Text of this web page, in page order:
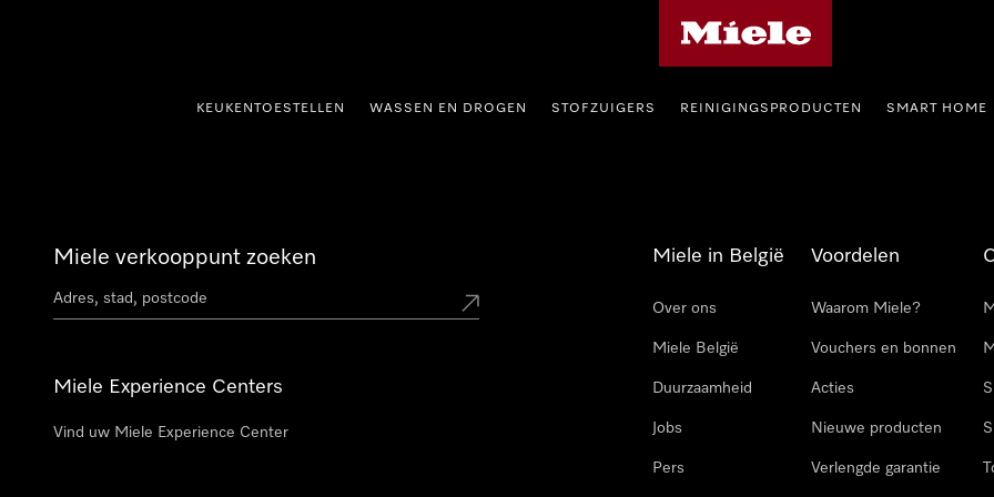
KEUKENTOESTELLEN WASSEN EN DROGEN STOFZUIGERS REINIGINGSPRODUCTEN SMART HOME
Miele verkooppunt zoeken
Miele Experience Centers
Vind uw Miele Experience Center
Miele in België
Over ons
Miele België
Duurzaamheid
Jobs
Pers
Voordelen
Waarom Miele?
Vouchers en bonnen
Acties
Nieuwe producten
Verlengde garantie